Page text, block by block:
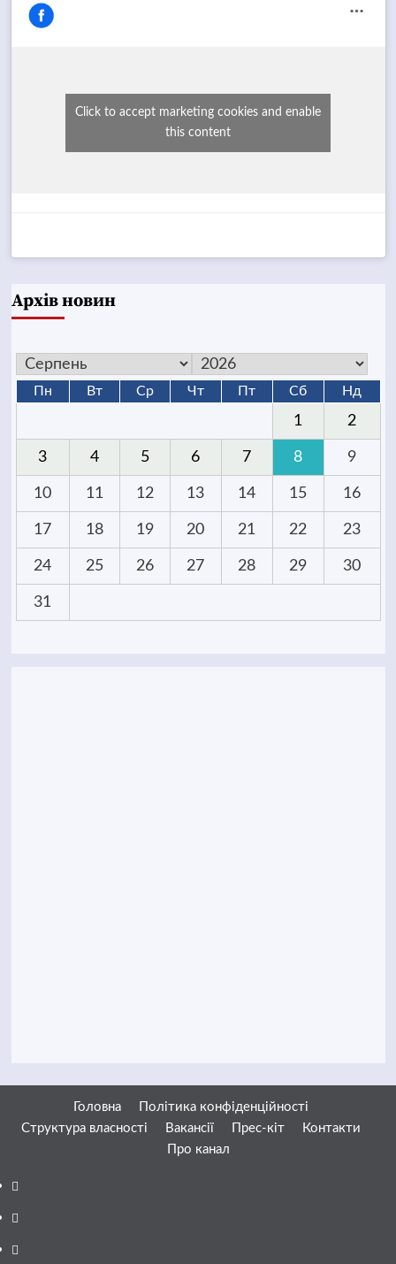
Click to accept marketing cookies and enable
this content
Архів новин
Пн Вт Ср Чт Пт Сб Нд
1 2
3 4 5 6 7 8 9
10 11 12 13 14 15 16
17 18 19 20 21 22 23
24 25 26 27 28 29 30
31
Головна
Політика конфіденційності
Структура власності
Вакансії Прес-кіт
Контакти
Про канал
Facebook
YouTube
Telegram